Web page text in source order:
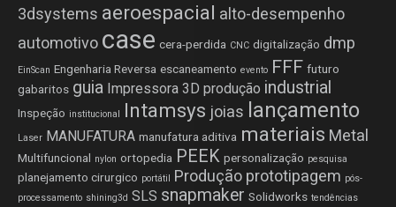
3dsystems aeroespacial alto-desempenho
automotivo case cera-perdida CNC digitalização dmp
EinScan Engenharia Reversa escaneamento evento FFF futuro
gabaritos guia Impressora 3D produção industrial
Inspeção institucional Intamsys joias lançamento
Laser MANUFATURA manufatura aditiva materiais Metal
Multifuncional nylon ortopedia PEEK personalização pesquisa
planejamento cirurgico portátil Produção prototipagem pós-
processamento shining3d SLS snapmaker Solidworks tendências